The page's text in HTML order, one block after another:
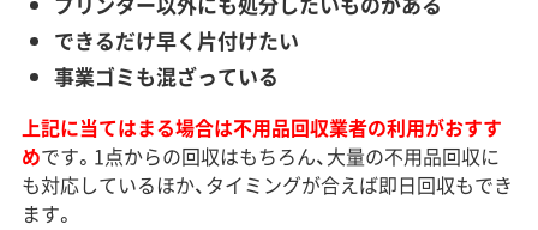
できるだけ早く片付けたい
事業ゴミも混ざっている
上記に当てはまる場合は不用品回収業者の利用がおすす
めです。1点からの回収はもちろん、大量の不用品回収に
も対応しているほか、タイミングが合えば即日回収もでき
ます。